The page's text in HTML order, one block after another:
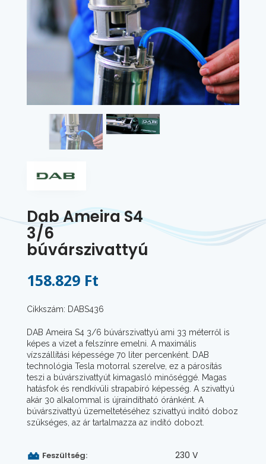
Dab Ameira S4
3/6
búvárszivattyú
158.829 Ft
Cikkszám: DABS436
DAB Ameira S4 3/6 búvárszivattyú ami 33 méterről is
képes a vizet a felszínre emelni. A maximális
vízszállítási képessége 70 liter percenként. DAB
technológia Tesla motorral szerelve, ez a párosítás
teszi a búvárszivattyút kimagasló minőséggé. Magas
hatásfok és rendkívüli strapabíró képesség. A szivattyú
akár 30 alkalommal is újraindítható óránként. A
búvárszivattyú üzemeltetéséhez szivattyú indító doboz
szükséges, az ár tartalmazza az indító dobozt.
Feszültség: 230 V